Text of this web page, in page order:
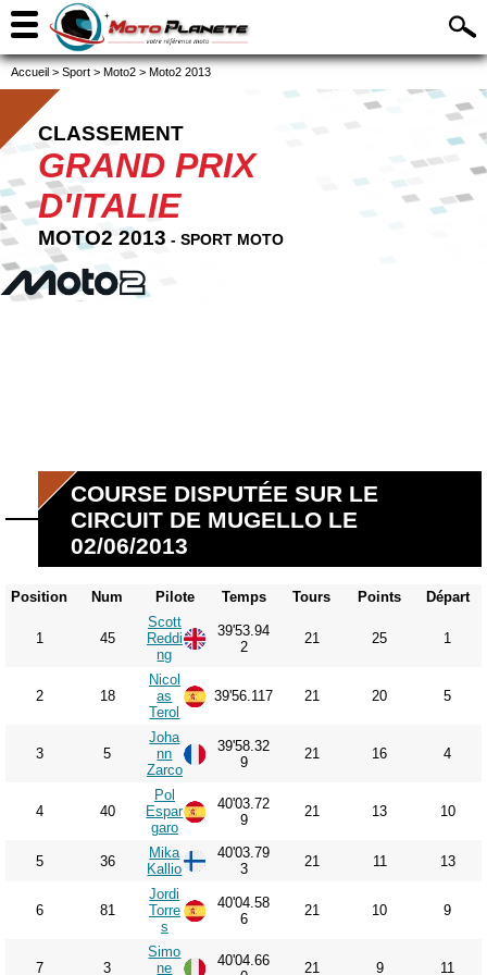
Accueil > Sport > Moto2 > Moto2 2013
CLASSEMENT
GRAND PRIX
D'ITALIE
MOTO2 2013 - SPORT MOTO
COURSE DISPUTÉE SUR LE
CIRCUIT DE MUGELLO LE
02/06/2013
Position Num Pilote Temps Tours Points Départ
1 45
Scott
Reddi
ng
39'53.94
2
21 25 1
2 18
Nicol
as
Terol
39'56.117 21 20 5
3 5
Joha
nn
Zarco
39'58.32
9
21 16 4
4 40
Pol
Espar
garo
40'03.72
9
21 13 10
5 36
Mika
Kallio
40'03.79
3
21 11 13
6 81
Jordi
Torre
s
40'04.58
6
21 10 9
7 3
Simo
ne
40'04.66
21 9 11